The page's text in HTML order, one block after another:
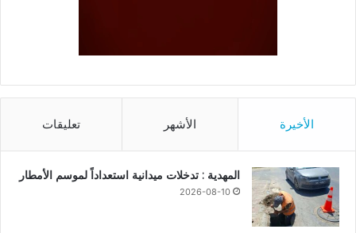
الأخيرة الأشهر تعليقات
المهدية : تدخلات ميدانية استعداداً لموسم الأمطار
2026-08-10